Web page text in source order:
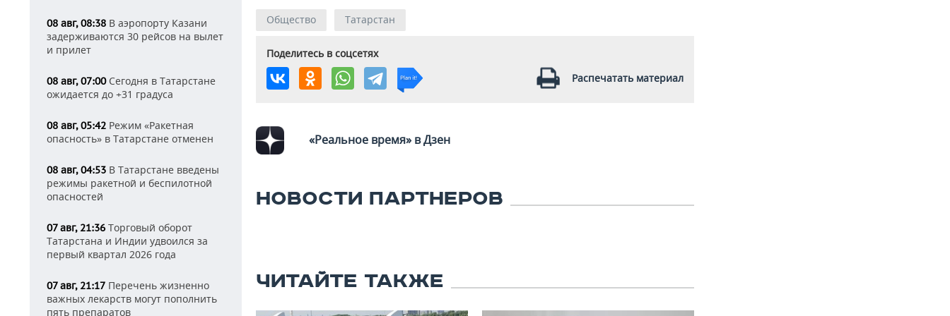
08 авг, 08:38 В аэропорту Казани
задерживаются 30 рейсов на вылет
и прилет
08 авг, 07:00Сегодня в Татарстане
ожидается до +31 градуса
08 авг, 05:42 Режим «Ракетная
опасность» в Татарстане отменен
08 авг, 04:53 В Татарстане введены
режимы ракетной и беспилотной
опасностей
07 авг, 21:36 Торговый оборот
Татарстана и Индии удвоился за
первый квартал 2026 года
07 авг, 21:17 Перечень жизненно
важных лекарств могут пополнить
пять препаратов
Общество Татарстан
Поделитесь в соцсетях
Распечатать материал
«Реальное время» в Дзен
НОВОСТИ ПАРТНЕРОВ
ЧИТАЙТЕ ТАКЖЕ